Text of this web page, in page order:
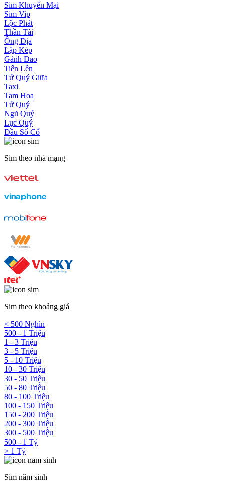
Sim Khuyến Mại
Sim Vip
Lộc Phát
Thần Tài
Ông Địa
Lặp Kép
Gánh Đảo
Tiến Lên
Tứ Quý Giữa
Taxi
Tam Hoa
Tứ Quý
Ngũ Quý
Lục Quý
Đầu Số Cổ
Sim theo nhà mạng
Sim theo khoảng giá
< 500 Nghìn
500 - 1 Triệu
1 - 3 Triệu
3 - 5 Triệu
5 - 10 Triệu
10 - 30 Triệu
30 - 50 Triệu
50 - 80 Triệu
80 - 100 Triệu
100 - 150 Triệu
150 - 200 Triệu
200 - 300 Triệu
300 - 500 Triệu
500 - 1 Tỷ
> 1 Tỷ
Sim năm sinh